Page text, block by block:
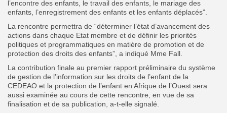
l’encontre des enfants, le travail des enfants, le mariage des
enfants, l’enregistrement des enfants et les enfants déplacés”.
La rencontre permettra de “déterminer l’état d’avancement des
actions dans chaque Etat membre et de définir les priorités
politiques et programmatiques en matière de promotion et de
protection des droits des enfants”, a indiqué Mme Fall.
La contribution finale au premier rapport préliminaire du système
de gestion de l’information sur les droits de l’enfant de la
CEDEAO et la protection de l’enfant en Afrique de l’Ouest sera
aussi examinée au cours de cette rencontre, en vue de sa
finalisation et de sa publication, a-t-elle signalé.